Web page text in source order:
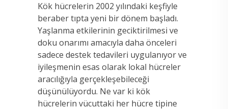
Kök hücrelerin 2002 yılındaki keşfiyle
beraber tıpta yeni bir dönem başladı.
Yaşlanma etkilerinin geciktirilmesi ve
doku onarımı amacıyla daha önceleri
sadece destek tedavileri uygulanıyor ve
iyileşmenin esas olarak lokal hücreler
aracılığıyla gerçekleşebileceği
düşünülüyordu. Ne var ki kök
hücrelerin vücuttaki her hücre tipine